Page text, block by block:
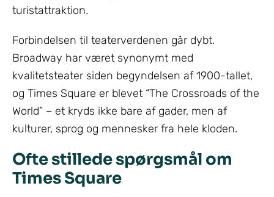
turistattraktion.
Forbindelsen til teaterverdenen går dybt.
Broadway har været synonymt med
kvalitetsteater siden begyndelsen af 1900-tallet,
og Times Square er blevet “The Crossroads of the
World” – et kryds ikke bare af gader, men af
kulturer, sprog og mennesker fra hele kloden.
Ofte stillede spørgsmål om
Times Square